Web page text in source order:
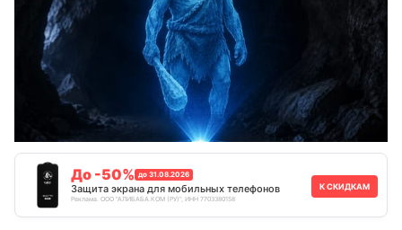
До -50% до 31.08.2026
Защита экрана для мобильных телефонов
Реклама. ООО "АЛИБАБА.КОМ (РУ)", ИНН 7703380158
К СКИДКАМ